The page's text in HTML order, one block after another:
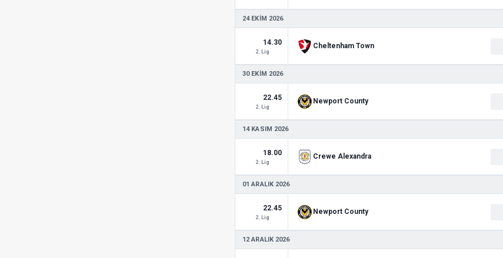
24 EKIM 2026
14.30
2. Lig
Cheltenham Town
30 EKIM 2026
22.45
2. Lig
Newport County
14 KASIM 2026
18.00
2. Lig
Crewe Alexandra
01 ARALIK 2026
22.45
2. Lig
Newport County
12 ARALIK 2026